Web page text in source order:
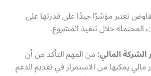
تعتبر مؤشرًا جيدًا على قدرتها على
المحتملة خلال تنفيذ المشروع.
من المهم التأكد من أن
مالي يمكنها من الاستمرار في تقديم الدعم